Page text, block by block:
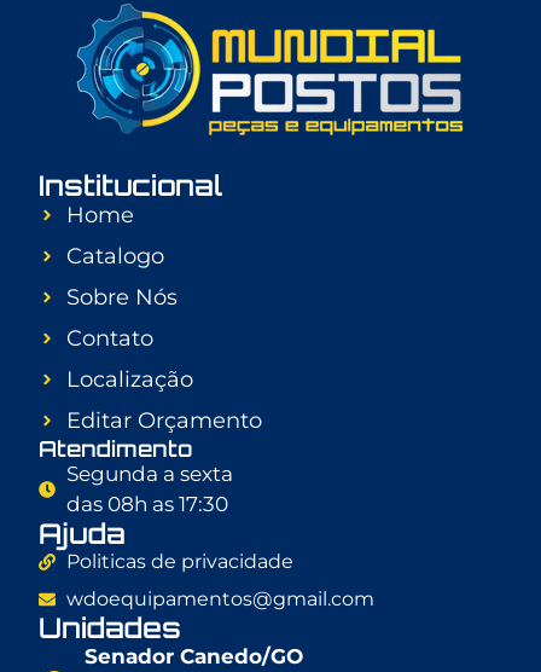
Institucional
Home
Catalogo
Sobre Nós
Contato
Localização
Editar Orçamento
Atendimento
Segunda a sexta
das 08h as 17:30
Ajuda
Politicas de privacidade
wdoequipamentos@gmail.com
Unidades
Senador Canedo/GO